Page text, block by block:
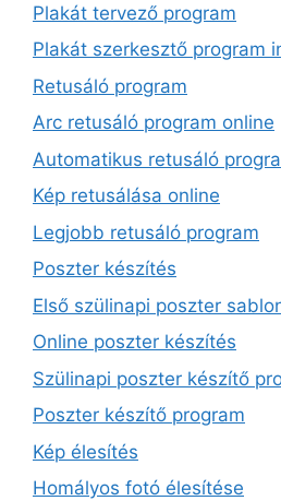
Plakát tervező program
Plakát szerkesztő program
Retusáló program
Arc retusáló program online
Automatikus retusáló
Kép retusálása online
Legjobb retusáló program
Poszter készítés
Első szülinapi poszter
Online poszter készítés
Szülinapi poszter készítő
Poszter készítő program
Kép élesítés
Homályos fotó élesítése